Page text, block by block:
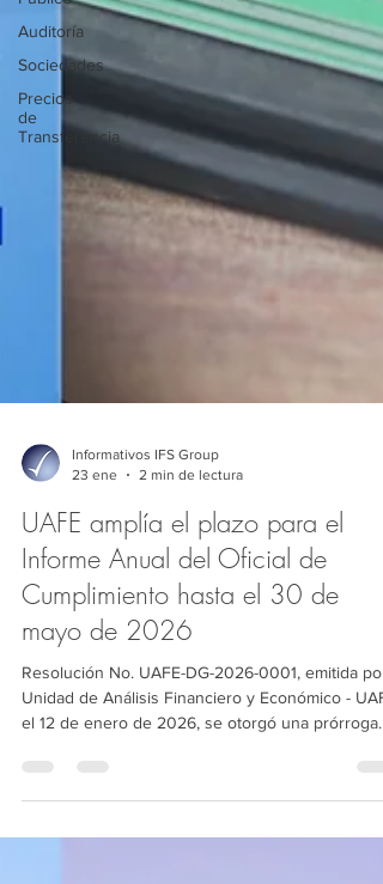
Auditoría
Sociedades
Precios
de
Transferencia
UAFE amplía el plazo para el
Informe Anual del Oficial de
Cumplimiento hasta el 30 de
mayo de 2026
Resolución No. UAFE-DG-2026-0001, emitida por
Unidad de Análisis Financiero y Económico -
Anual del Oficial de Cumplimiento, con el fin de